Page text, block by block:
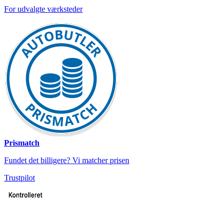
For udvalgte værksteder
Prismatch
Fundet det billigere? Vi matcher prisen
Trustpilot